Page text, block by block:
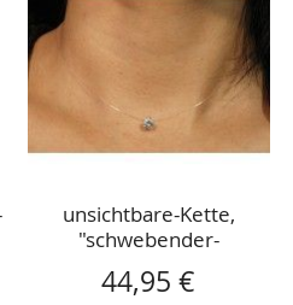
VERGLEICHSLISTE
HINZUFÜGEN
unsichtbare-Kette,
"schwebender-
fliegender Stein",
Zirkonia, 3,7mm, 42cm
44,95 €